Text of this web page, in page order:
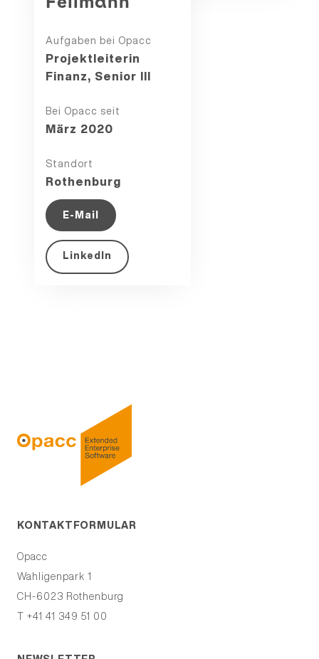
Aufgaben bei Opacc
Projektleiterin
Finanz, Senior III
Bei Opacc seit
März 2020
Standort
Rothenburg
E-Mail
LinkedIn
Doris
Fellmann
über die Kultur und
offenen Stellen bei
Opacc unterhalten?
Hier hast Du die
Möglichkeit.
Kontaktiere mich über LinkedIn:
LinkedIn
Oder nutze gleich die Gelegenheit, um mir ein paar
Fragen zu stellen:
KONTAKTFORMULAR
Opacc
Wahligenpark 1
CH-6023 Rothenburg
T +41 41 349 51 00